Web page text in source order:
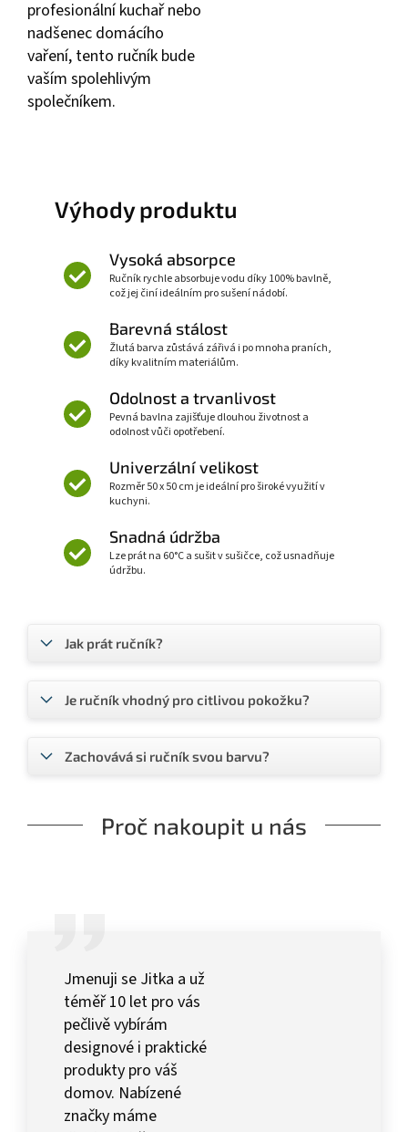
profesionální kuchař nebo
nadšenec domácího
vaření, tento ručník bude
vaším spolehlivým
společníkem.
Výhody produktu
Vysoká absorpce
Ručník rychle absorbuje vodu díky 100% bavlně,
což jej činí ideálním pro sušení nádobí.
Barevná stálost
Žlutá barva zůstává zářivá i po mnoha praních,
díky kvalitním materiálům.
Odolnost a trvanlivost
Pevná bavlna zajišťuje dlouhou životnost a
odolnost vůči opotřebení.
Univerzální velikost
Rozměr 50 x 50 cm je ideální pro široké využití v
kuchyni.
Snadná údržba
Lze prát na 60°C a sušit v sušičce, což usnadňuje
údržbu.
Jak prát ručník?
Je ručník vhodný pro citlivou pokožku?
Zachovává si ručník svou barvu?
Proč nakoupit u nás
Jmenuji se Jitka a už
téměř 10 let pro vás
pečlivě vybírám
designové i praktické
produkty pro váš
domov. Nabízené
značky máme